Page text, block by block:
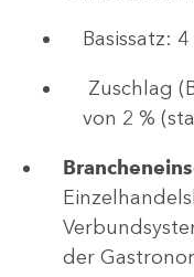
Basissatz:
Zuschlag
von 2 %
der